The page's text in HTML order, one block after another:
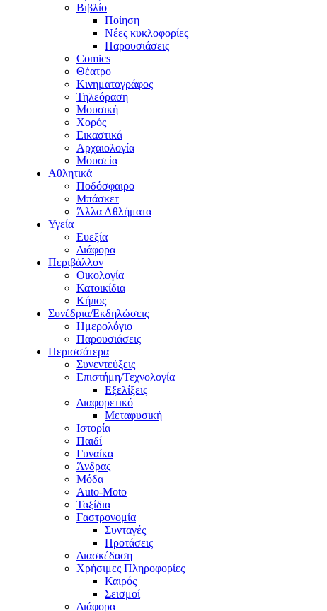
Βιβλίο
Ποίηση
Νέες κυκλοφορίες
Παρουσιάσεις
Comics
Θέατρο
Κινηματογράφος
Τηλεόραση
Μουσική
Χορός
Εικαστικά
Αρχαιολογία
Μουσεία
Αθλητικά
Ποδόσφαιρο
Μπάσκετ
Άλλα Αθλήματα
Υγεία
Ευεξία
Διάφορα
Περιβάλλον
Οικολογία
Κατοικίδια
Κήπος
Συνέδρια/Εκδηλώσεις
Ημερολόγιο
Παρουσιάσεις
Περισσότερα
Συνεντεύξεις
Επιστήμη/Τεχνολογία
Εξελίξεις
Διαφορετικό
Μεταφυσική
Ιστορία
Παιδί
Γυναίκα
Άνδρας
Μόδα
Auto-Moto
Ταξίδια
Γαστρονομία
Συνταγές
Προτάσεις
Διασκέδαση
Χρήσιμες Πληροφορίες
Καιρός
Σεισμοί
Διάφορα